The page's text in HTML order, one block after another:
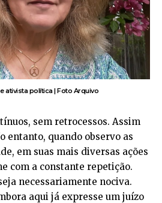
ativista política | Foto Arquivo
sem retrocessos. Assim
entanto, quando observo as
em suas mais diversas ações
com a constante repetição.
necessariamente nociva.
aqui já expresse um juízo